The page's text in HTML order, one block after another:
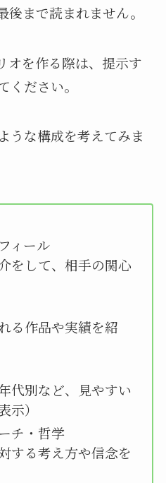
まで読まれません。
オを作る際は、提示す
ください。
うな構成を考えてみま
ィール
をして、相手の関心
る作品や実績を紹
代別など、見やすい
示）
チ・哲学
する考え方や信念を